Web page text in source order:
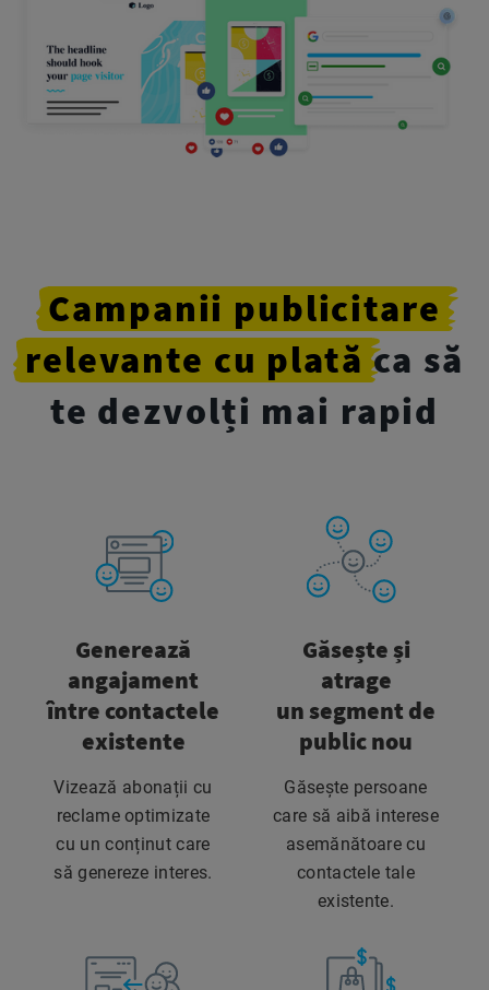
Campanii publicitare
relevante cu plată ca să
te dezvolți mai rapid
Generează
angajament
între contactele
existente
Vizează abonații cu
reclame optimizate
cu un conținut care
să genereze interes.
Găsește și
atrage
un segment de
public nou
Găsește persoane
care să aibă interese
asemănătoare cu
contactele tale
existente.